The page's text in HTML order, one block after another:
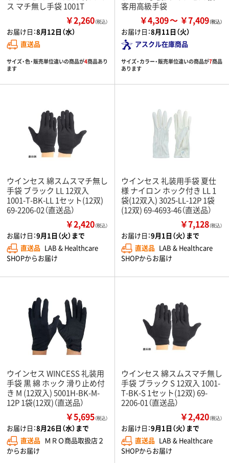
ス マチ無し手袋 1001T
￥2,260（税込）
お届け日：8月12日（水）
直送品
サイズ・色・販売単位違いの商品が4商品あり
ます
客用高級手袋
￥4,309 ￥7,409
お届け日：8月11日（火）
アスクル在庫商品
サイズ・カラー・販売単位違いの商品が7商品
あります
ウインセス 綿スムスマチ無し
手袋 ブラック LL 12双入
1001-T-BK-LL 1セット(12双)
69-2206-02（直送品）
￥2,420（税込）
お届け日：9月1日（火）まで
直送品 LAB & Healthcare
SHOPからお届け
ウインセス 礼装用手袋 夏仕
様 ナイロン ホック付き LL 1
袋(12双入) 3025-LL-12P 1袋
(12双) 69-4693-46（直送品）
￥7,128（税込）
お届け日：9月1日（火）まで
直送品 LAB & Healthcare
SHOPからお届け
ウインセス WINCESS 礼装用
手袋 黒 綿 ホック 滑り止め付
き M (12双入) 5001H-BK-M-
12P 1袋(12双)（直送品）
￥5,695（税込）
お届け日：8月26日（水）まで
直送品 ＭＲＯ商品取扱店２
からお届け
ウインセス 綿スムスマチ無し
手袋 ブラック S 12双入 1001-
T-BK-S 1セット(12双) 69-
2206-01（直送品）
￥2,420（税込）
お届け日：9月1日（火）まで
直送品 LAB & Healthcare
SHOPからお届け